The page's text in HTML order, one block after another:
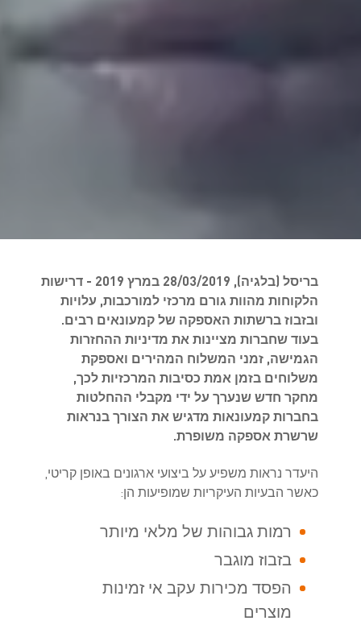
בריסל (בלגיה), 28/03/2019 במרץ 2019 - דרישות
הלקוחות מהוות גורם מרכזי למורכבות, עלויות
ובזבוז ברשתות האספקה של קמעונאים רבים.
בעוד שחברות מציינות את מדיניות ההחזרות
הגמישה, זמני המשלוח המהירים ואספקת
משלוחים בזמן אמת כסיבות המרכזיות לכך,
מחקר חדש שנערך על ידי מקבלי ההחלטות
בחברות קמעונאות מדגיש את הצורך בנראות
שרשרת אספקה משופרת.
היעדר נראות משפיע על ביצועי ארגונים באופן קריטי,
כאשר הבעיות העיקריות שמופיעות הן:
רמות גבוהות של מלאי מיותר
בזבוז מוגבר
הפסד מכירות עקב אי זמינות
מוצרים